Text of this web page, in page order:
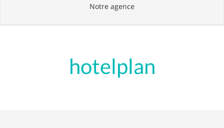
Notre agence
hotelplan